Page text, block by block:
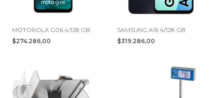
MOTOROLA G06 4/128 GB
$274.286,00
SAMSUNG A16 4/128 GB
$319.286,00